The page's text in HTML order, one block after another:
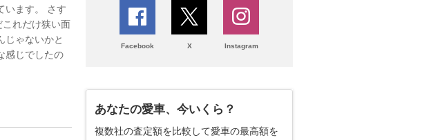
います。 さす
れだけ狭い面
じゃないかと
感じでしたの
Facebook X Instagram
あなたの愛車、今いくら？
複数社の査定額を比較して愛車の最高額を